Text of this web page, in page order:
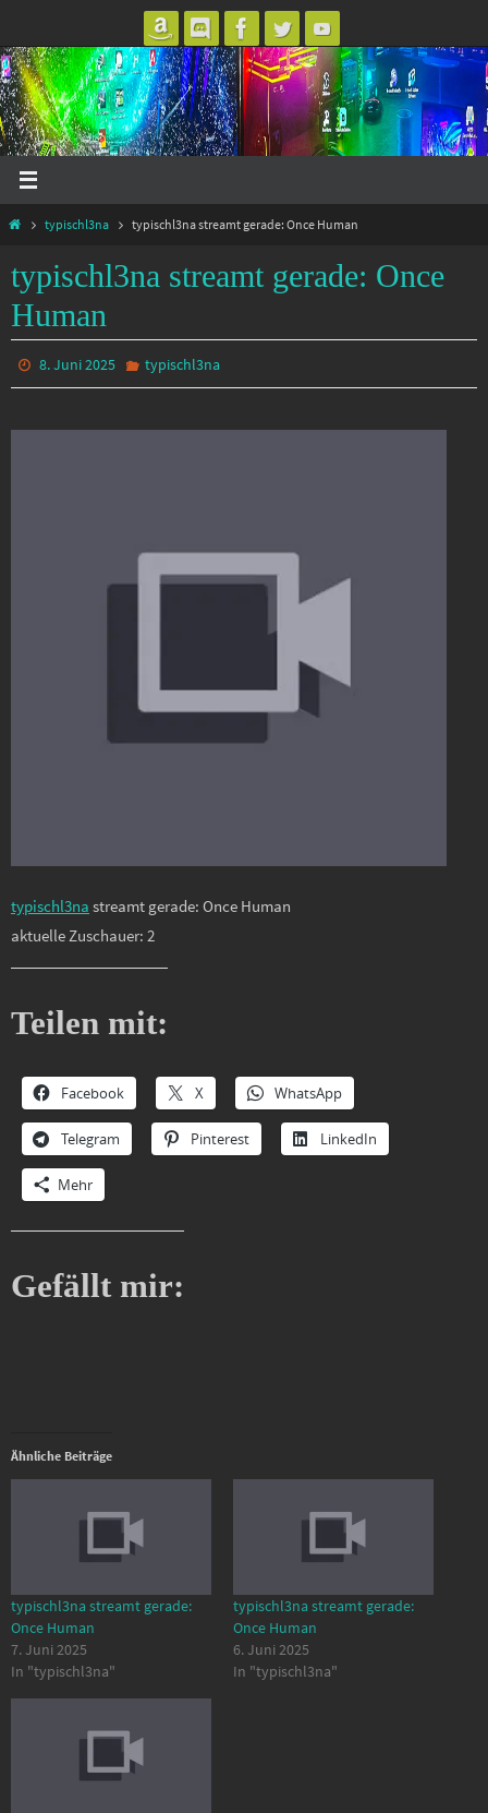
Inhalt
springen
Starttypischl3na typischl3na streamt gerade: Once Human
typischl3na streamt gerade: Once
Human
8. Juni 2025 typischl3na
typischl3na streamt gerade: Once Human
aktuelle Zuschauer: 2
Teilen mit:
Facebook X WhatsApp
Telegram Pinterest LinkedIn
Mehr
Gefällt mir:
Ähnliche Beiträge
typischl3na streamt gerade:
Once Human
7. Juni 2025
In "typischl3na"
typischl3na streamt gerade:
Once Human
6. Juni 2025
In "typischl3na"